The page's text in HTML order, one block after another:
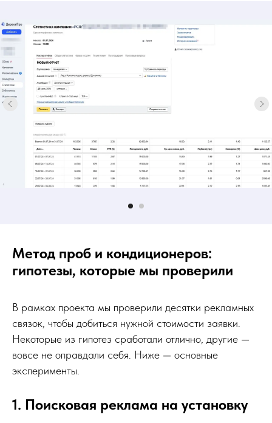
Метод проб и кондиционеров:
гипотезы, которые мы проверили
В рамках проекта мы проверили десятки рекламных
связок, чтобы добиться нужной стоимости заявки.
Некоторые из гипотез сработали отлично, другие —
вовсе не оправдали себя. Ниже — основные
эксперименты.
1. Поисковая реклама на установку